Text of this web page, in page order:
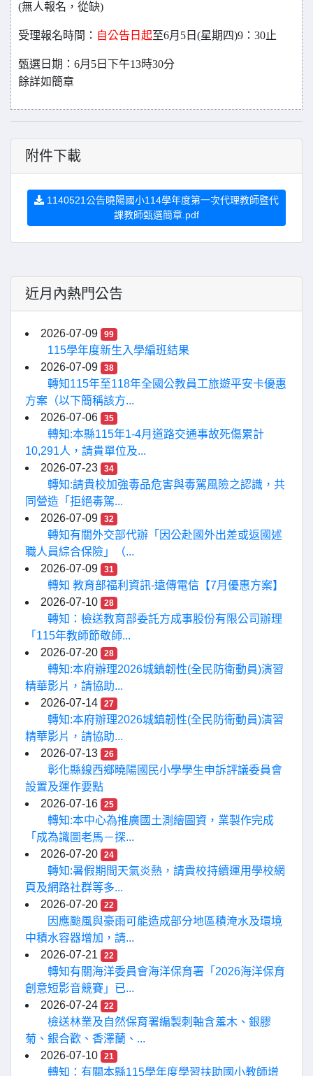
(無人報名，從缺)
受理報名時間： 自公告日起至6月5日(星期四)9：30止
甄選日期：6月5日下午13時30分
餘詳如簡章
附件下載
1140521公告曉陽國小114學年度第一次代理教師暨代
課教師甄選簡章.pdf
近月內熱門公告
2026-07-09 99
115學年度新生入學編班結果
2026-07-09
38
轉知115年至118年全國公教員工旅遊平安卡優惠
方案（以下簡稱該方...
2026-07-06
35
轉知:本縣115年1-4月道路交通事故死傷累計
10,291人，請貴單位及...
2026-07-23
34
轉知:請貴校加強毒品危害與毒駕風險之認識，共
同營造「拒絕毒駕...
2026-07-09
32
轉知有關外交部代辦「因公赴國外出差或返國述
職人員綜合保險」（...
2026-07-09
31
轉知 教育部福利資訊-遠傳電信【7月優惠方案】
2026-07-10
28
轉知：檢送教育部委託方成事股份有限公司辦理
「115年教師節敬師...
2026-07-20
28
轉知:本府辦理2026城鎮韌性(全民防衛動員)演習
精華影片，請協助...
2026-07-14
27
轉知:本府辦理2026城鎮韌性(全民防衛動員)演習
精華影片，請協助...
2026-07-13
26
彰化縣線西鄉曉陽國民小學學生申訴評議委員會
設置及運作要點
2026-07-16
25
轉知:本中心為推廣國土測繪圖資，業製作完成
「成為識圖老馬－探...
2026-07-20
24
轉知:暑假期間天氣炎熱，請貴校持續運用學校網
頁及網路社群等多...
2026-07-20
22
因應颱風與豪雨可能造成部分地區積淹水及環境
中積水容器增加，請...
2026-07-21
22
轉知有關海洋委員會海洋保育署「2026海洋保育
創意短影音競賽」已...
2026-07-24
22
檢送林業及自然保育署編製刺軸含羞木、銀膠
菊、銀合歡、香澤蘭、...
2026-07-10
21
轉知：有關本縣115學年度學習扶助國小教師增